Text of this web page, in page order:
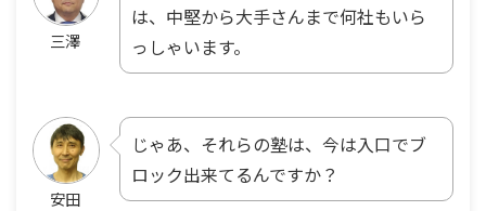
三澤
は、中堅から大手さんまで何社もいら
っしゃいます。
安田
じゃあ、それらの塾は、今は入口でブ
ロック出来てるんですか？